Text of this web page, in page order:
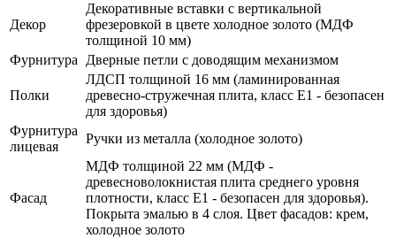
Декор
Декоративные вставки с вертикальной
фрезеровкой в цвете холодное золото (МДФ
толщиной 10 мм)
Фурнитура
Дверные петли с доводящим механизмом
Полки
ЛДСП толщиной 16 мм (ламинированная
древесно-стружечная плита, класс E1 - безопасен
для здоровья)
Фурнитура
лицевая
Ручки из металла (холодное золото)
Фасад
МДФ толщиной 22 мм (МДФ -
древесноволокнистая плита среднего уровня
плотности, класс E1 - безопасен для здоровья).
Покрыта эмалью в 4 слоя. Цвет фасадов: крем,
холодное золото